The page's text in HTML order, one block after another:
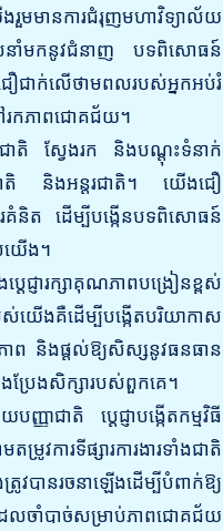
ងរួមមានការជំរុញមហាវិទ្យាល័យ
ែលនាំមកនូវជំនាញ បទពិសោធន៍
ាក់លើថាមពលរបស់អ្នកអប់រំ
រកភាពជោគជ័យ។
តិ ស្វែងរក និងបណ្តុះទំនាក់
តិ និងអន្តរជាតិ។ យើងជឿ
រគំនិត ដើម្បីបង្កើនបទពិសោធន៍
យើង។
េជ្ញារក្សាគុណភាពបង្រៀនខ្ពស់
ើងគឺដើម្បីបង្កើតបរិយាកាស
ាព និងផ្តល់ឱ្យសិស្សនូវធនធាន
ងប្រែងសិក្សារបស់ពួកគេ។
ញាជាតិ ប្តេជ្ញាបង្កើតកម្មវិធី
ការទីផ្សារការងារទាំងជាតិ
នរចនាឡើងដើម្បីបំពាក់ឱ្យ
ចាំបាច់សម្រាប់ភាពជោគជ័យ